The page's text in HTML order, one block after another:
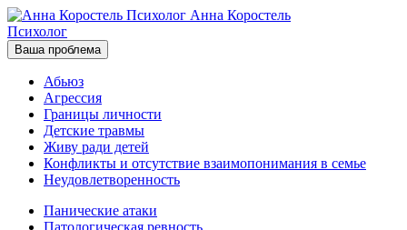
Анна Коростель
Психолог
Ваша проблема
Абьюз
Агрессия
Границы личности
Детские травмы
Живу ради детей
Конфликты и отсутствие взаимопонимания в семье
Неудовлетворенность
Панические атаки
Патологическая ревность